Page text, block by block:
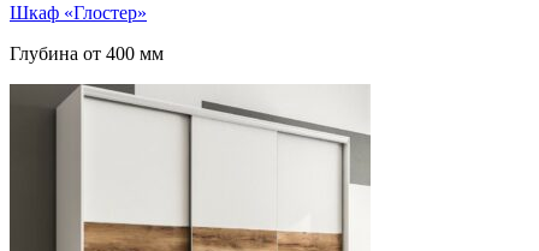
Шкаф «Глостер»
Глубина от 400 мм